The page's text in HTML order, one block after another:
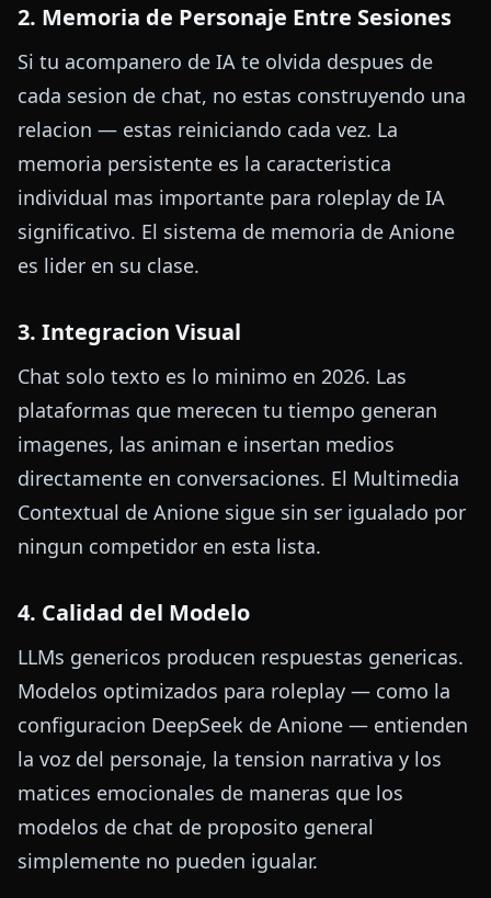
2. Memoria de Personaje Entre Sesiones
Si tu acompanero de IA te olvida despues de
cada sesion de chat, no estas construyendo una
relacion — estas reiniciando cada vez. La
memoria persistente es la caracteristica
individual mas importante para roleplay de IA
significativo. El sistema de memoria de Anione
es lider en su clase.
3. Integracion Visual
Chat solo texto es lo minimo en 2026. Las
plataformas que merecen tu tiempo generan
imagenes, las animan e insertan medios
directamente en conversaciones. El Multimedia
Contextual de Anione sigue sin ser igualado por
ningun competidor en esta lista.
4. Calidad del Modelo
LLMs genericos producen respuestas genericas.
Modelos optimizados para roleplay — como la
configuracion DeepSeek de Anione — entienden
la voz del personaje, la tension narrativa y los
matices emocionales de maneras que los
modelos de chat de proposito general
simplemente no pueden igualar.